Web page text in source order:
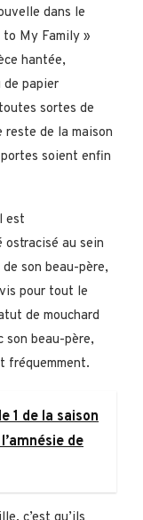
dans le
to My Family »
hantée,
de papier
sortes de
reste de la maison
soient enfin
est
au sein
son beau-père,
pour tout le
de mouchard
son beau-père,
fréquemment.
1 de la saison
de